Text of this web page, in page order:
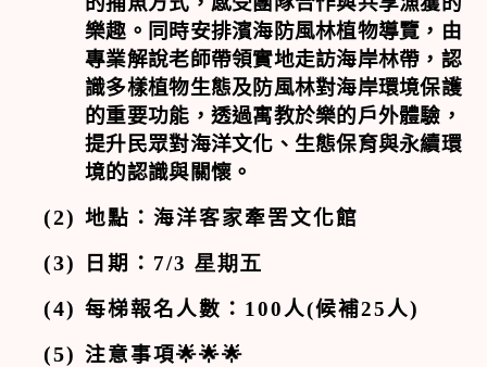
樂趣。同時安排濱海防風林植物導覽，由
專業解說老師帶領實地走訪海岸林帶，認
識多樣植物生態及防風林對海岸環境保護
的重要功能，透過寓教於樂的戶外體驗，
提升民眾對海洋文化、生態保育與永續環
境的認識與關懷。
(2) 地點：海洋客家牽罟文化館
(3)
日期： 7/3 星期五
(4) 每梯報名人數： 100人(候補25人)
(5) 注意事項🌟🌟🌟